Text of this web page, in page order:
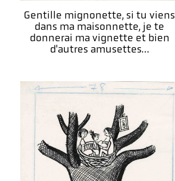
Gentille mignonette, si tu viens
dans ma maisonnette, je te
donnerai ma vignette et bien
d'autres amusettes…